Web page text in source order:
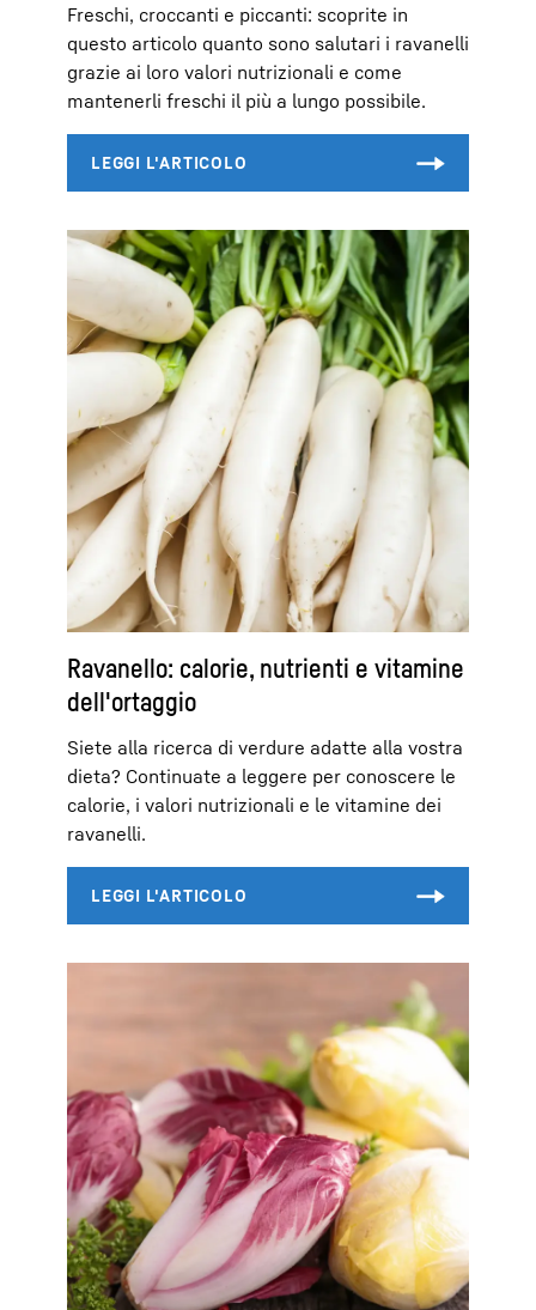
Freschi, croccanti e piccanti: scoprite in
questo articolo quanto sono salutari i ravanelli
grazie ai loro valori nutrizionali e come
mantenerli freschi il più a lungo possibile.
Ravanello: calorie, nutrienti e vitamine
dell'ortaggio
Siete alla ricerca di verdure adatte alla vostra
dieta? Continuate a leggere per conoscere le
calorie, i valori nutrizionali e le vitamine dei
ravanelli.